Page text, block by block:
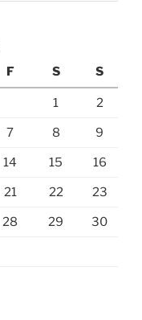
F S S
1 2
7 8 9
14 15 16
21 22 23
28 29 30